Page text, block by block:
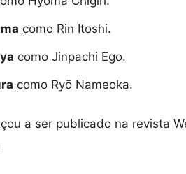
como Rin Itoshi.
como Jinpachi Ego.
como Ryō Nameoka.
a ser publicado na revista